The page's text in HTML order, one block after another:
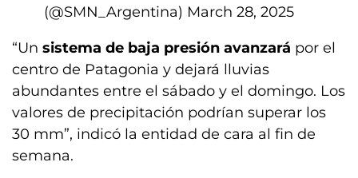
(@SMN_Argentina) March 28, 2025
“Un sistema de baja presión avanzará por el
centro de Patagonia y dejará lluvias
abundantes entre el sábado y el domingo. Los
valores de precipitación podrían superar los
30 mm”, indicó la entidad de cara al fin de
semana.